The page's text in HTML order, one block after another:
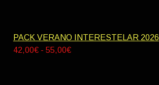
PACK VERANO INTERESTELAR 2026
42,00€ - 55,00€Rango